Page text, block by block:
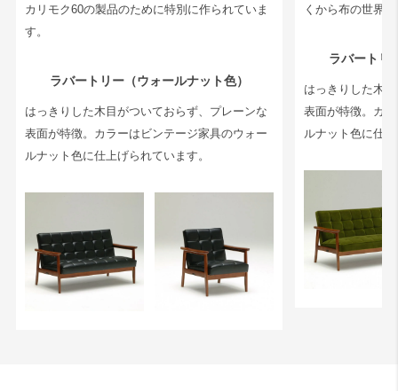
カリモク60の製品のために特別に作られていま
す。
ラバートリー（ウォールナット色）
はっきりした木目がついておらず、プレーンな
表面が特徴。カラーはビンテージ家具のウォー
ルナット色に仕上げられています。
くから布の世界
ラバートリ
はっきりした木
表面が特徴。カ
ルナット色に仕